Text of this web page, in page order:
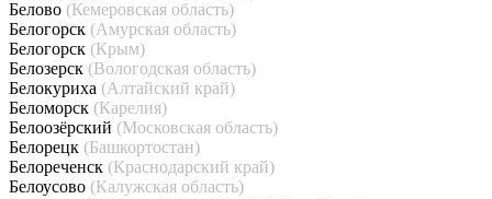
Белово (Кемеровская область)
Белогорск (Амурская область)
Белогорск (Крым)
Белозерск (Вологодская область)
Белокуриха (Алтайский край)
Беломорск (Карелия)
Белоозёрский (Московская область)
Белорецк (Башкортостан)
Белореченск (Краснодарский край)
Белоусово (Калужская область)